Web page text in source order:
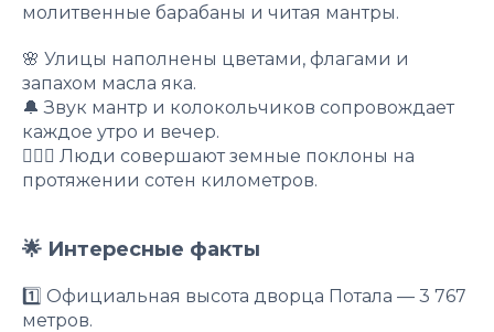
молитвенные барабаны и читая мантры.
🌸 Улицы наполнены цветами, флагами и
запахом масла яка.
🔔 Звук мантр и колокольчиков сопровождает
каждое утро и вечер.
🙇🏻‍♀️ Люди совершают земные поклоны на
протяжении сотен километров.
🌟 Интересные факты
1️⃣ Официальная высота дворца Потала — 3 767
метров.